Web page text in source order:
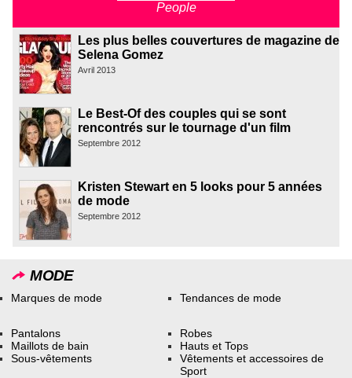
People
Les plus belles couvertures de magazine de
Selena Gomez
Avril 2013
Le Best-Of des couples qui se sont
rencontrés sur le tournage d'un film
Septembre 2012
Kristen Stewart en 5 looks pour 5 années
de mode
Septembre 2012
MODE
Marques de mode Tendances de mode
Pantalons
Maillots de bain
Sous-vêtements
Robes
Hauts et Tops
Vêtements et accessoires de
Sport